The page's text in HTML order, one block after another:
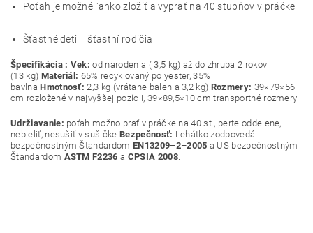
Poťah je možné ľahko zložiť a vyprať na 40 stupňov v práčke
Šťastné deti = šťastní rodičia
Špecifikácia : Vek: od narodenia ( 3,5 kg) až do zhruba 2 rokov
(13 kg) Materiál: 65% recyklovaný polyester, 35%
bavlna Hmotnosť: 2,3 kg (vrátane balenia 3,2 kg) Rozmery: 39×79×56
cm rozložené v najvyššej pozícii, 39×89,5×10 cm transportné rozmery
Udržiavanie: poťah možno prať v práčke na 40 st., perte oddelene,
nebieliť, nesušiť v sušičke Bezpečnosť: Lehátko zodpovedá
bezpečnostným Štandardom EN13209–2–2005 a US bezpečnostným
Štandardom ASTM F2236 a CPSIA 2008.